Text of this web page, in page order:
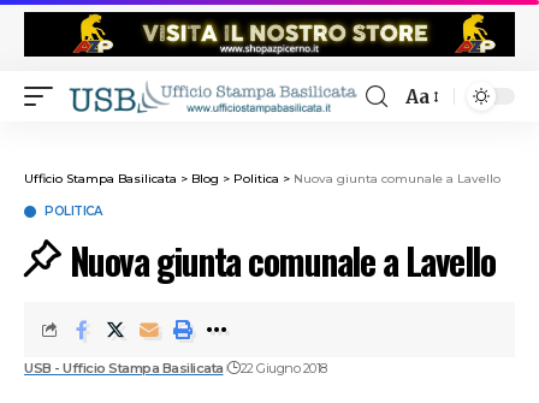
Aa
Ufficio Stampa Basilicata > Blog > Politica > Nuova giunta comunale a Lavello
POLITICA
Nuova giunta comunale a Lavello
USB - Ufficio Stampa Basilicata 22 Giugno 2018